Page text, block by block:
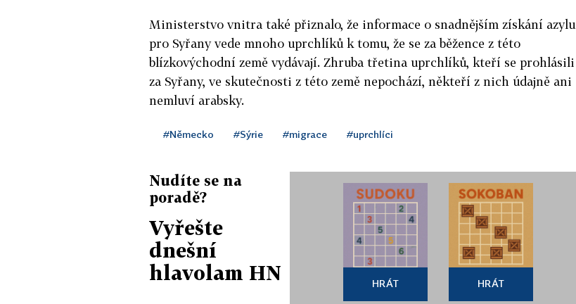
Ministerstvo vnitra také přiznalo, že informace o snadnějším získání azylu
pro Syřany vede mnoho uprchlíků k tomu, že se za běžence z této
blízkovýchodní země vydávají. Zhruba třetina uprchlíků, kteří se prohlásili
za Syřany, ve skutečnosti z této země nepochází, někteří z nich údajně ani
nemluví arabsky.
#Německo #Sýrie #migrace #uprchlíci
Nudíte se na
poradě?
Vyřešte
dnešní
hlavolam HN
HRÁT HRÁT